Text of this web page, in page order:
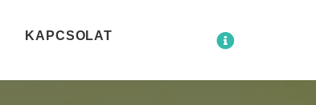
KAPCSOLAT